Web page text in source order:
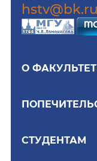
hstv@bk.ru
О
СТУДЕНТАМ